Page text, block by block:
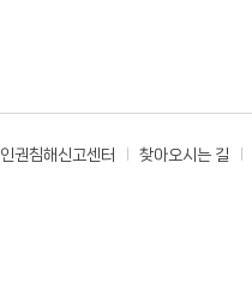
인권침해신고센터 찾아오시는 길